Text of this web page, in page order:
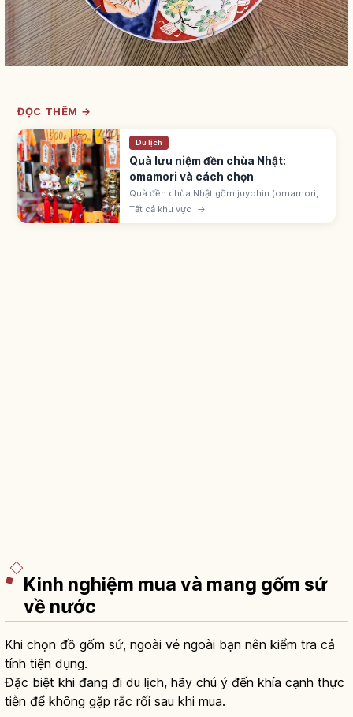
ĐỌC THÊM →
Du lịch
Quà lưu niệm đền chùa Nhật:
omamori và cách chọn
Quà đền chùa Nhật gồm juyohin (omamori,
goshuin, ofuda) gọi là được ban tặng, và đồ
engimono ở cửa hàng monzen-machi.
Tất cả khu vực →
Kinh nghiệm mua và mang gốm sứ
về nước
Khi chọn đồ gốm sứ, ngoài vẻ ngoài bạn nên kiểm tra cả
tính tiện dụng.
Đặc biệt khi đang đi du lịch, hãy chú ý đến khía cạnh thực
tiễn để không gặp rắc rối sau khi mua.